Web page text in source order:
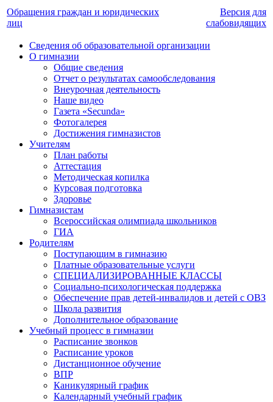
Обращения граждан и юридических
лиц
Версия для
слабовидящих
Сведения об образовательной организации
О гимназии
Общие сведения
Отчет о результатах самообследования
Внеурочная деятельность
Наше видео
Газета «Secunda»
Фотогалерея
Достижения гимназистов
Учителям
План работы
Аттестация
Методическая копилка
Курсовая подготовка
Здоровье
Гимназистам
Всероссийская олимпиада школьников
ГИА
Родителям
Поступающим в гимназию
Платные образовательные услуги
СПЕЦИАЛИЗИРОВАННЫЕ КЛАССЫ
Социально-психологическая поддержка
Обеспечение прав детей-инвалидов и детей с ОВЗ
Школа развития
Дополнительное образование
Учебный процесс в гимназии
Расписание звонков
Расписание уроков
Дистанционное обучение
ВПР
Каникулярный график
Календарный учебный график